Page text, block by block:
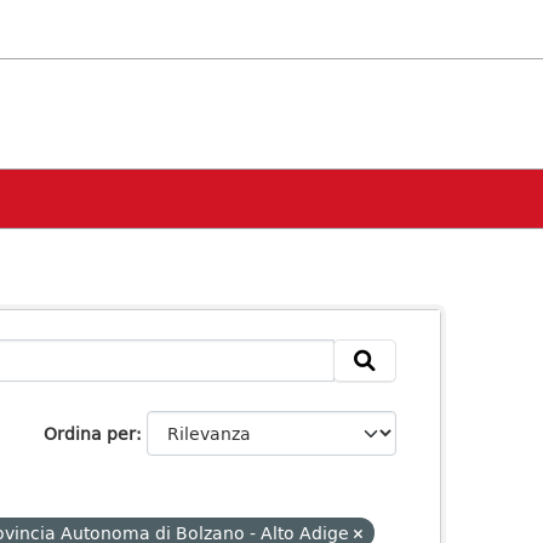
Ordina per
Autonoma di Bolzano - Alto Adige